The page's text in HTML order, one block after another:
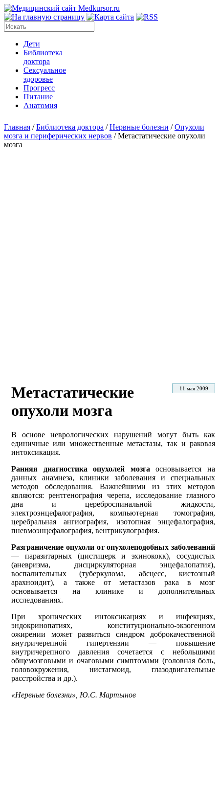
Дети
Библиотека
доктора
Сексуальное
здоровье
Прогресс
Питание
Анатомия
Главная /Библиотека доктора /Нервные болезни /Опухоли
мозга и периферических нервов /Метастатические опухоли
мозга
11 мая 2009
Метастатические
опухоли мозга
В основе неврологических нарушений могут быть как
единичные или множественные метастазы, так и раковая
интоксикация.
Ранняя диагностика опухолей мозга основывается на
данных анамнеза, клиники заболевания и специальных
методов обследования. Важнейшими из этих методов
являются: рентгенография черепа, исследование глазного
дна и цереброспинальной жидкости,
электроэнцефалография, компьютерная томография,
церебральная ангиография, изотопная энцефалография,
пневмоэнцефалография, вентрикулография.
Разграничение опухоли от опухолеподобных заболеваний
— паразитарных (цистицерк и эхинококк), сосудистых
(аневризма, дисциркуляторная энцефалопатия),
воспалительных (туберкулома, абсцесс, кистозный
арахноидит), а также от метастазов рака в мозг
основывается на клинике и дополнительных
исследованиях.
При хронических интоксикациях и инфекциях,
эндокринопатиях, конституционально-экзогенном
ожирении может развиться синдром доброкачественной
внутричерепной гипертензии — повышение
внутричерепного давления сочетается с небольшими
общемозговыми и очаговыми симптомами (головная боль,
головокружения, нистагмоид, глазодвигательные
расстройства и др.).
«Нервные болезни», Ю.С. Мартынов